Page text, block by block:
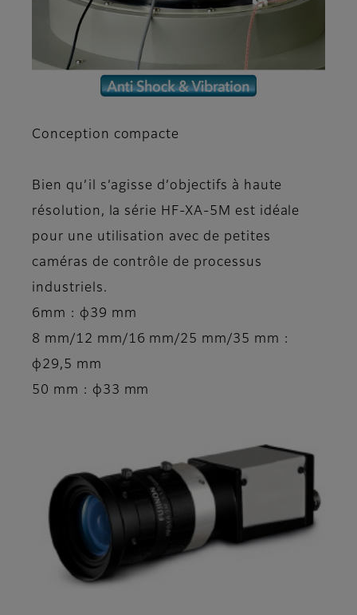
Conception compacte
Bien qu’il s’agisse d’objectifs à haute
résolution, la série HF-XA-5M est idéale
pour une utilisation avec de petites
caméras de contrôle de processus
industriels.
6mm : φ39 mm
8 mm/12 mm/16 mm/25 mm/35 mm :
φ29,5 mm
50 mm : φ33 mm